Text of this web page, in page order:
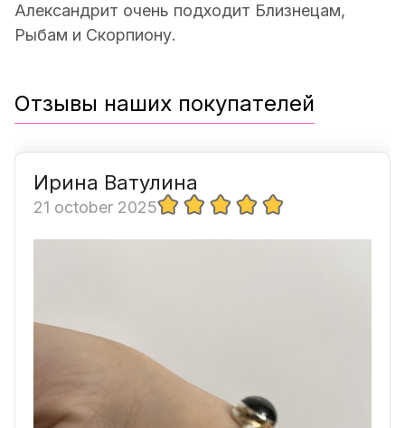
Александрит очень подходит Близнецам,
Рыбам и Скорпиону.
Отзывы наших покупателей
Ирина Ватулина
21 october 2025